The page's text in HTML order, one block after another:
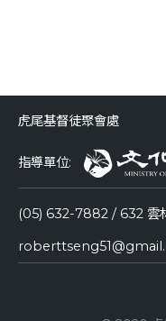
虎尾基督徒聚會處
指導單位:
(05) 632-7882 / 632 雲